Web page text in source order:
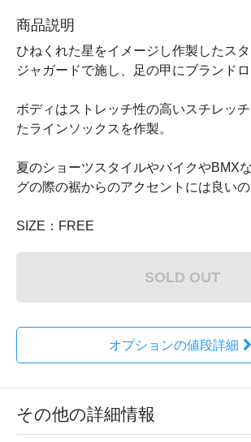
商品説明
ひねくれた星をイメージし作製したス
ジャガードで施し、足の甲にブランドロ
ボディはストレッチ性の高いスチレッ
たラインソックスを作製。
夏のショーツスタイルやバイクやBMX
グの際の裾からのアクセントには良いの
SIZE：FREE
SOLD OUT
オプションの値段詳細
その他の詳細情報